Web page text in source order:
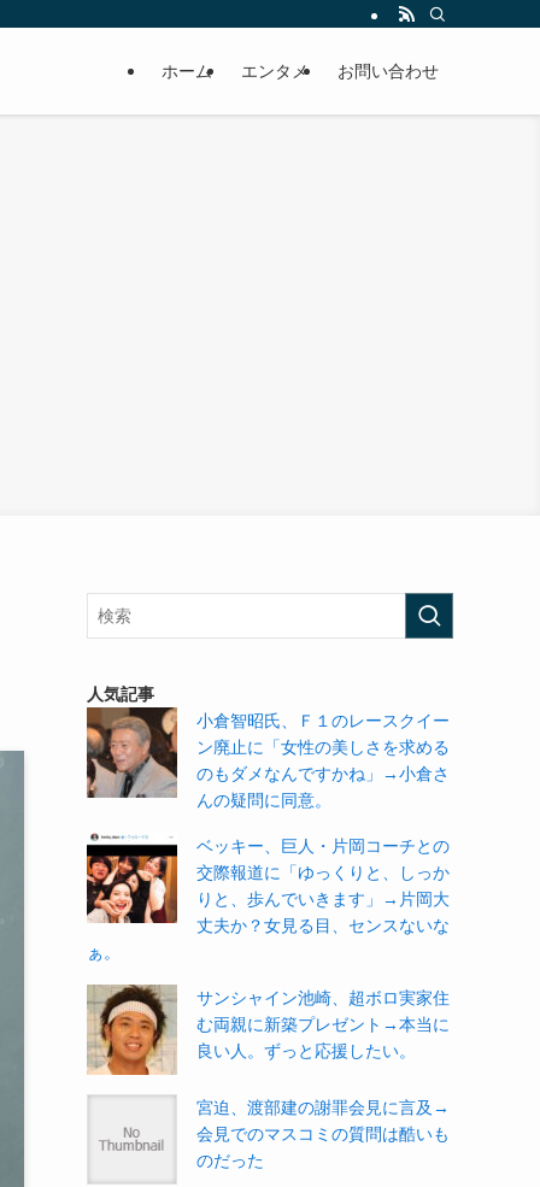
ホーム エンタメ お問い合わせ
人気記事
小倉智昭氏、Ｆ１のレースクイー
ン廃止に「女性の美しさを求める
のもダメなんですかね」→小倉さ
んの疑問に同意。
ベッキー、巨人・片岡コーチとの
交際報道に「ゆっくりと、しっか
りと、歩んでいきます」→片岡大
丈夫か？女見る目、センスないな
ぁ。
サンシャイン池崎、超ボロ実家住
む両親に新築プレゼント→本当に
良い人。ずっと応援したい。
宮迫、渡部建の謝罪会見に言及→
会見でのマスコミの質問は酷いも
のだった